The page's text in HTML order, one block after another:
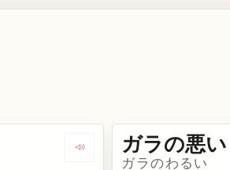
Dengarkan kosakata ガラが悪
ガラの悪い
ガラのわるい